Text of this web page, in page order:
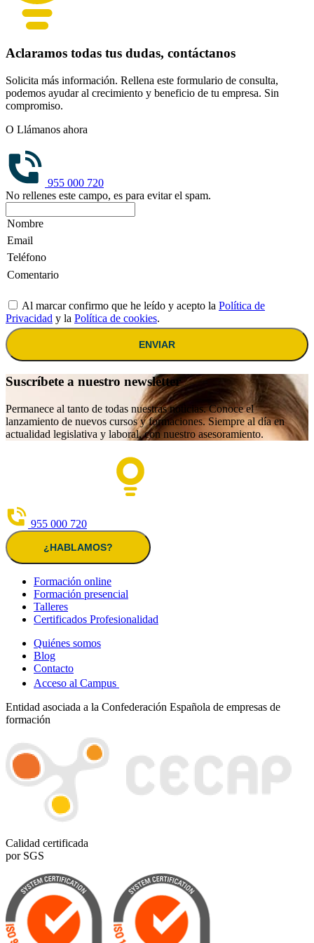
Aclaramos todas tus dudas, contáctanos
Solicita más información. Rellena este formulario de consulta,
podemos ayudar al crecimiento y beneficio de tu empresa. Sin
compromiso.
O Llámanos ahora
955 000 720
No rellenes este campo, es para evitar el spam.
Al marcar confirmo que he leído y acepto la Política de
Privacidad y la Política de cookies.
ENVIAR
Suscríbete a nuestro newsletter
Permanece al tanto de todas nuestras noticias. Conoce el
lanzamiento de nuevos cursos y formaciones. Siempre al día en
actualidad legislativa y laboral, con nuestro asesoramiento.
955 000 720
¿HABLAMOS?
Formación online
Formación presencial
Talleres
Certificados Profesionalidad
Quiénes somos
Blog
Contacto
Acceso al Campus
Entidad asociada a la Confederación Española de empresas de
formación
Calidad certificada
por SGS